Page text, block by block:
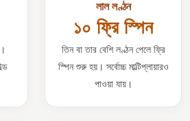
লাল লণ্ঠন
১০ ফ্রি স্পিন
তিন বা তার বেশি লণ্ঠন পেলে ফ্রি
স্পিন শুরু হয়। সর্বোচ্চ মাল্টিপ্লায়ারও
পাওয়া যায়।